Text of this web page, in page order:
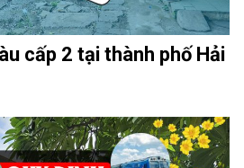
cấp 2 tại thành phố Hải